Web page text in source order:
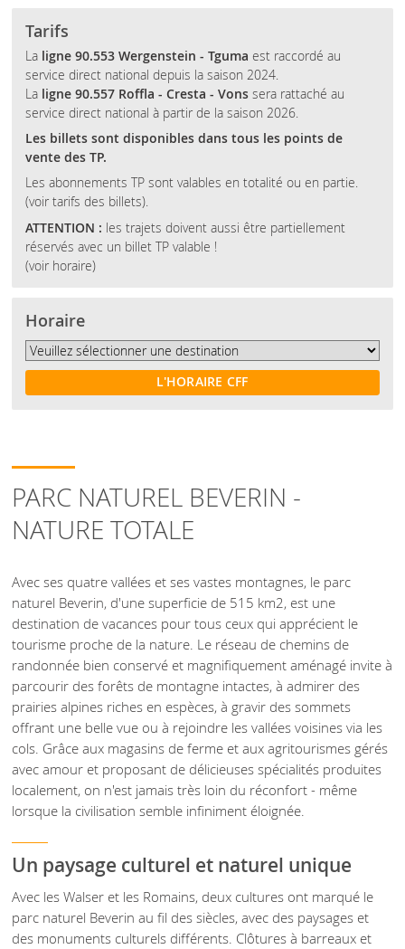
Tarifs
La ligne 90.553 Wergenstein - Tguma est raccordé au
service direct national depuis la saison 2024.
La ligne 90.557 Roffla - Cresta - Vonssera rattaché au
service direct national à partir de la saison 2026.
Les billets sont disponibles dans tous les points de
vente des TP.
Les abonnements TP sont valables en totalité ou en partie.
(voir tarifs des billets).
ATTENTION : les trajets doivent aussi être partiellement
réservés avec un billet TP valable !
(voir horaire)
Horaire
L'HORAIRE CFF
PARC NATUREL BEVERIN -
NATURE TOTALE
Avec ses quatre vallées et ses vastes montagnes, le parc
naturel Beverin, d'une superficie de 515 km2, est une
destination de vacances pour tous ceux qui apprécient le
tourisme proche de la nature. Le réseau de chemins de
randonnée bien conservé et magnifiquement aménagé invite à
parcourir des forêts de montagne intactes, à admirer des
prairies alpines riches en espèces, à gravir des sommets
offrant une belle vue ou à rejoindre les vallées voisines via les
cols. Grâce aux magasins de ferme et aux agritourismes gérés
avec amour et proposant de délicieuses spécialités produites
localement, on n'est jamais très loin du réconfort - même
lorsque la civilisation semble infiniment éloignée.
Un paysage culturel et naturel unique
Avec les Walser et les Romains, deux cultures ont marqué le
parc naturel Beverin au fil des siècles, avec des paysages et
des monuments culturels différents. Clôtures à barreaux et